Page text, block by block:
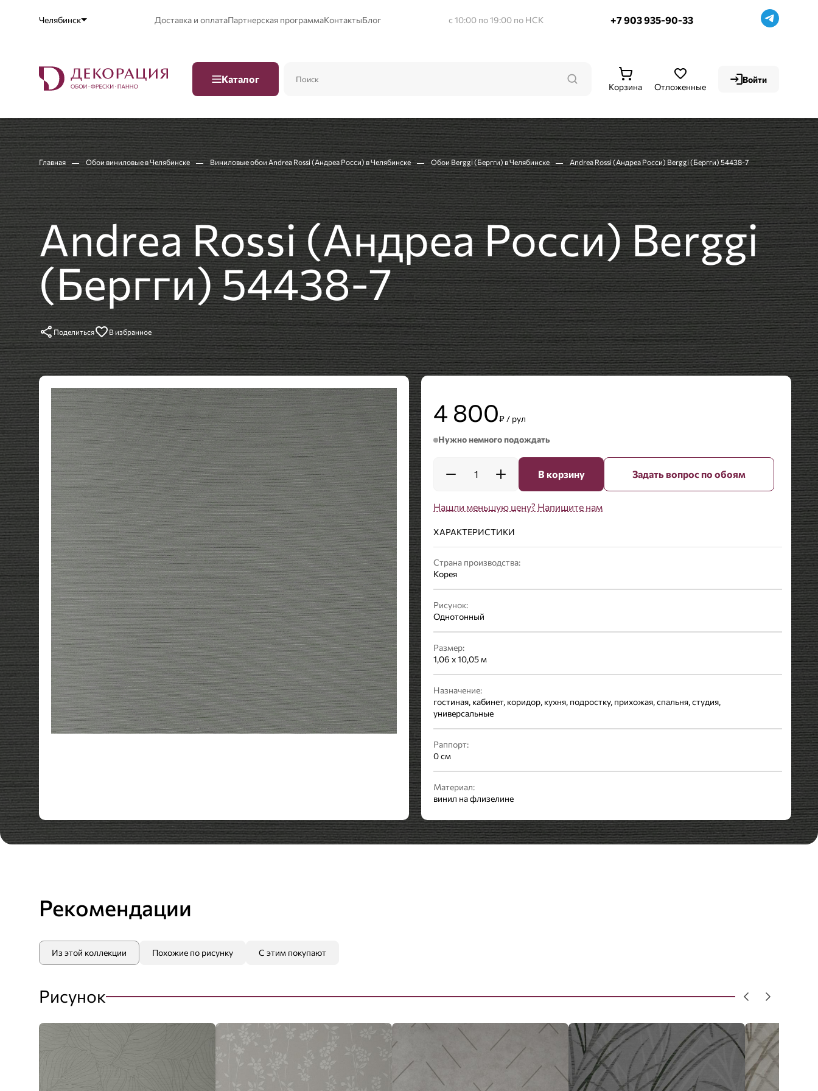
Челябинск Доставка и оплатаПартнерская программаКонтактыБлог с 10:00 по 19:00 по НСК +7 903 935-90-33
Каталог
Отложенные
Корзина
Войти
Главная Обои виниловые в Челябинске Виниловые обои Andrea Rossi (Андреа Росси) в Челябинске Обои Berggi (Бергги) в Челябинске Andrea Rossi (Андреа Росси) Berggi (Бергги) 54438-7
Andrea Rossi (Андреа Росси) Berggi
(Бергги) 54438-7
Поделиться В избранное
4 800₽ / рул
Нужно немного подождать
1 В корзину Задать вопрос по обоям
Нашли меньшую цену? Напишите нам
ХАРАКТЕРИСТИКИ
Страна производства:
Корея
Рисунок:
Однотонный
Размер:
1,06 x 10,05 м
Назначение:
гостиная, кабинет, коридор, кухня, подростку, прихожая, спальня, студия,
универсальные
Раппорт:
0 см
Материал:
винил на флизелине
Стиль:
Современный
Рекомендации
Из этой коллекции Похожие по рисунку С этим покупают
Рисунок